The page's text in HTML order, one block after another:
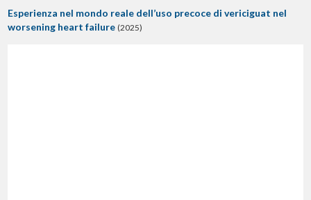
Esperienza nel mondo reale dell’uso precoce di vericiguat nel
worsening heart failure (2025)